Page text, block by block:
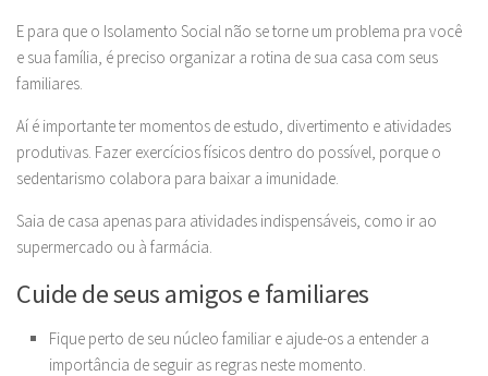
E para que o Isolamento Social não se torne um problema pra você
e sua família, é preciso organizar a rotina de sua casa com seus
familiares.
Aí é importante ter momentos de estudo, divertimento e atividades
produtivas. Fazer exercícios físicos dentro do possível, porque o
sedentarismo colabora para baixar a imunidade.
Saia de casa apenas para atividades indispensáveis, como ir ao
supermercado ou à farmácia.
Cuide de seus amigos e familiares
Fique perto de seu núcleo familiar e ajude-os a entender a
importância de seguir as regras neste momento.